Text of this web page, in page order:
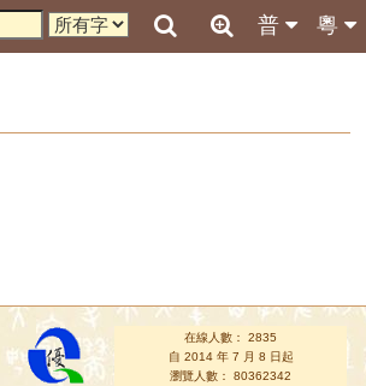
粵
普
在線人數： 2835
自 2014 年 7 月 8 日起
瀏覽人數： 80362342